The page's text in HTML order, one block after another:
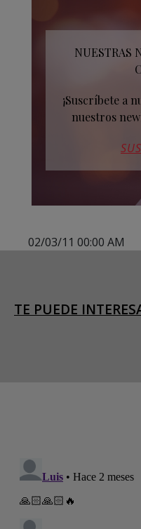
NUESTRAS
¡Suscríbete a
nuestros
02/03/11 00:00 AM
TE PUEDE